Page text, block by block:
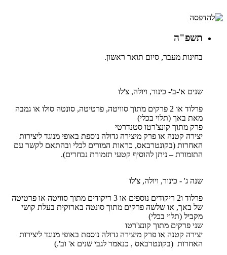
תשפ"ה
בחינות מעבר, סיום תואר ראשון.
שנים א'-ב'- כינור, ויולה, צ'לו
פרלוד או 2 פרקים מתוך סוויטה, פרטיטה, סונטה סולו או גמבה
מאת באך (תלוי בכלי)
פרק מתוך קונצ'רטו סטנדרטי
יצירה קטנה או פרק מיצירה גדולה נוספת באופי מנוגד ליצירות
האחרות (בקונטרבאס, כראות המורים לכלי ובהתאם לקשר עם
התזמורת – ניתן להוסיף קטעי תזמורת נבחרים).
שנה ג' - כינור, ויולה, צ'לו
פרלוד ו2 ריקודים נוספים או 3 ריקודים מתוך סוויטה או פרטיטה
של באך, או שלשה פרקים מתוך סונטה בארוקית בעלת קושי
מקביל (תלוי בכלי)
שני פרקים מתוך קונצ'רטו
יצירה קטנה או פרק מיצירה גדולה נוספת באופי מנוגד ליצירות
האחרות (בקונטרבאס , כנאמר לגבי שנים א' וב'.)